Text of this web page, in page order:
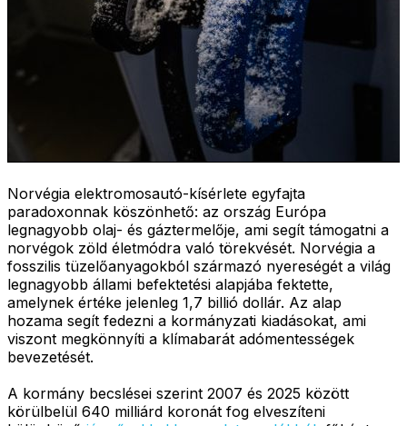
Norvégia elektromosautó-kísérlete egyfajta
paradoxonnak köszönhető: az ország Európa
legnagyobb olaj- és gáztermelője, ami segít támogatni a
norvégok zöld életmódra való törekvését. Norvégia a
fosszilis tüzelőanyagokból származó nyereségét a világ
legnagyobb állami befektetési alapjába fektette,
amelynek értéke jelenleg 1,7 billió dollár. Az alap
hozama segít fedezni a kormányzati kiadásokat, ami
viszont megkönnyíti a klímabarát adómentességek
bevezetését.
A kormány becslései szerint 2007 és 2025 között
körülbelül 640 milliárd koronát fog elveszíteni